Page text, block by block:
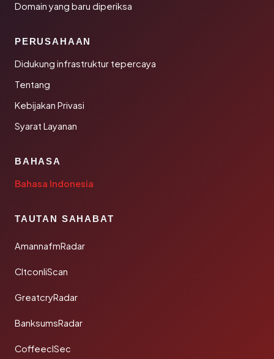
Domain yang baru diperiksa
PERUSAHAAN
Didukung infrastruktur tepercaya
Tentang
Kebijakan Privasi
Syarat Layanan
BAHASA
Bahasa Indonesia
TAUTAN SAHABAT
AmannafmRadar
CltconliScan
GreatcryRadar
BanksumsRadar
CoffeeclSec